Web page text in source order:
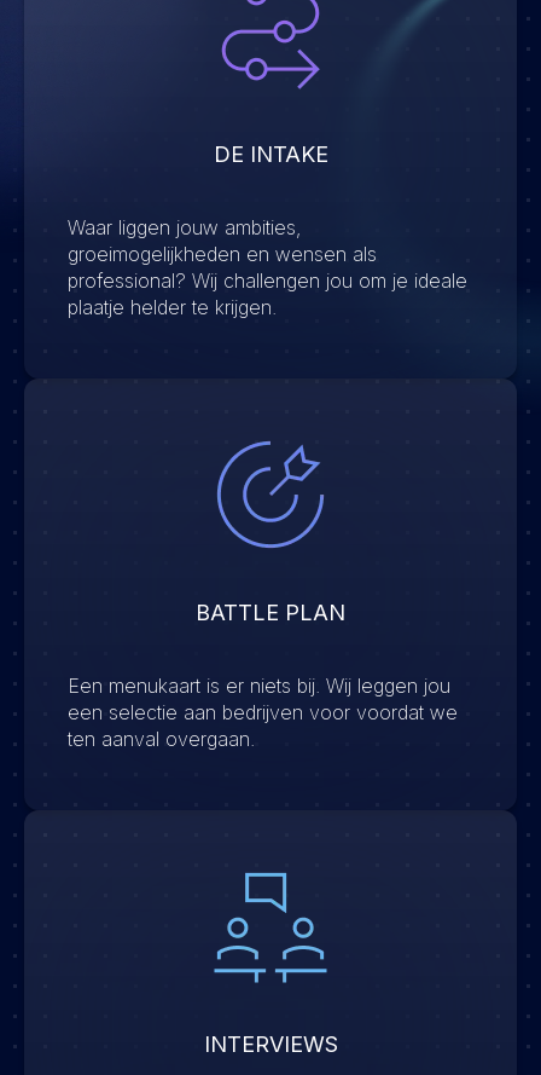
DE INTAKE
Waar liggen jouw ambities,
groeimogelijkheden en wensen als
professional? Wij challengen jou om je ideale
plaatje helder te krijgen.
BATTLE PLAN
Een menukaart is er niets bij. Wij leggen jou
een selectie aan bedrijven voor voordat we
ten aanval overgaan.
INTERVIEWS